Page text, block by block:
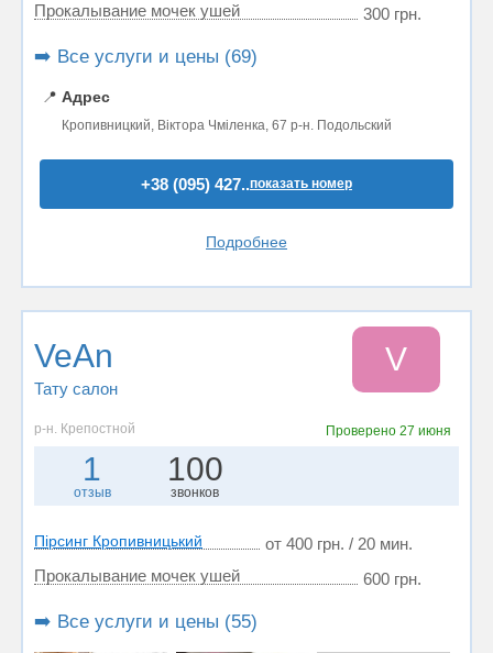
Прокалывание мочек ушей 300 грн.
➡️ Все услуги и цены (69)
📍 Адрес
Кропивницкий, Віктора Чміленка, 67 р-н. Подольский
+38 (095) 427..показать номер
Подробнее
VeAn
Тату салон
V
р-н. Крепостной Проверено 27 июня
1
отзыв
100
звонков
Пірсинг Кропивницький
от 400 грн. / 20 мин.
Прокалывание мочек ушей
600 грн.
➡️ Все услуги и цены (55)